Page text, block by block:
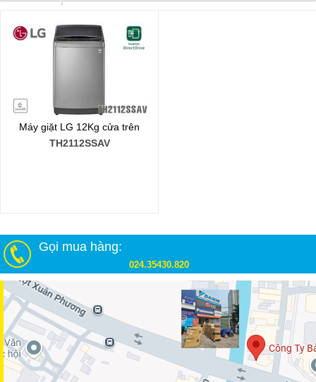
Máy giặt LG 12Kg cửa trên
TH2112SSAV
Gọi mua hàng:
024.35430.820